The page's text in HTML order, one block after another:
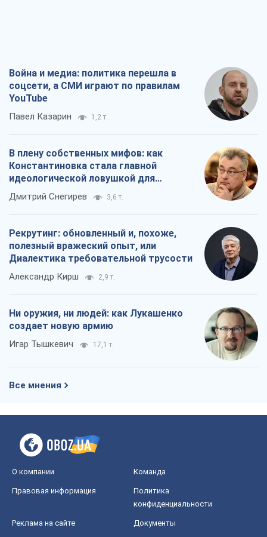
Война и медиа: политика перешла в
соцсети, а СМИ играют по правилам
YouTube
Павел Казарин 1,2 т.
В плену собственных мифов: как
Константиновка стала главной
идеологической ловушкой для
российских оккупантов
Дмитрий Снегирев 3,6 т.
Рекрутинг: обновленный и, похоже,
полезный вражеский опыт, или
Диалектика требовательной трусости
Александр Кирш 2,9 т.
Ни оружия, ни людей: как Лукашенко
создает новую армию
Игар Тышкевич 17,1 т.
Все мнения
О компании Команда
Правовая информация
Политика
конфиденциальности
Реклама на сайте Документы